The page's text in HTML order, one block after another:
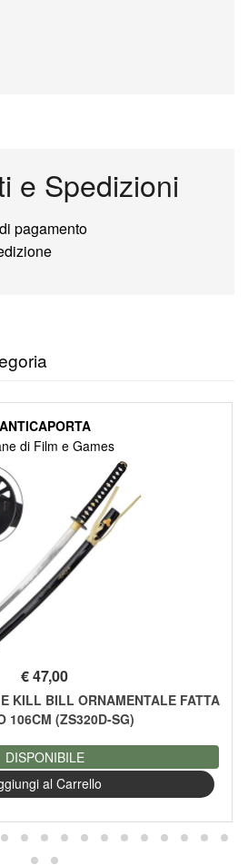
e Spedizioni
pagamento
ANTICAPORTA
di Film e Games
€47,00
KILL BILL ORNAMENTALE FATTA
106CM (ZS320D-SG)
DISPONIBILE
al Carrello